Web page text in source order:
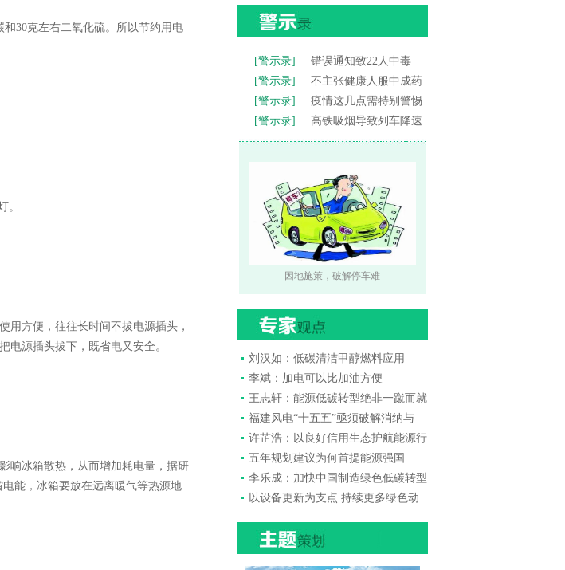
30克左右二氧化硫。所以节约用电
。
方便，往往长时间不拔电源插头，
电源插头拔下，既省电又安全。
冰箱散热，从而增加耗电量，据研
能，冰箱要放在远离暖气等热源地
[警示录]
错误通知致22人中毒
[警示录]
不主张健康人服中成药
[警示录]
疫情这几点需特别警惕
[警示录]
高铁吸烟导致列车降速
因地施策，破解停车难
刘汉如：低碳清洁甲醇燃料应用
李斌：加电可以比加油方便
王志轩：能源低碳转型绝非一蹴而就
福建风电“十五五”亟须破解消纳与
许芷浩：以良好信用生态护航能源行
五年规划建议为何首提能源强国
李乐成：加快中国制造绿色低碳转型
以设备更新为支点 持续更多绿色动